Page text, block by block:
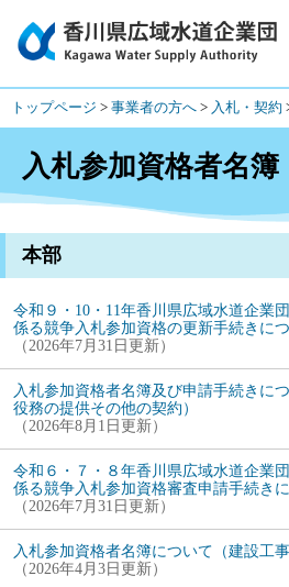
トップページ > 事業者の方へ > 入札・契約
入札参加資格者名簿
本部
令和９・10・11年香川県広域水道企業
係る競争入札参加資格の更新手続きに
2026年7月31日更新
入札参加資格者名簿及び申請手続きに
役務の提供その他の契約）
2026年8月1日更新
令和６・７・８年香川県広域水道企業
係る競争入札参加資格審査申請手続き
2026年7月31日更新
入札参加資格者名簿について（建設工
2026年4月3日更新